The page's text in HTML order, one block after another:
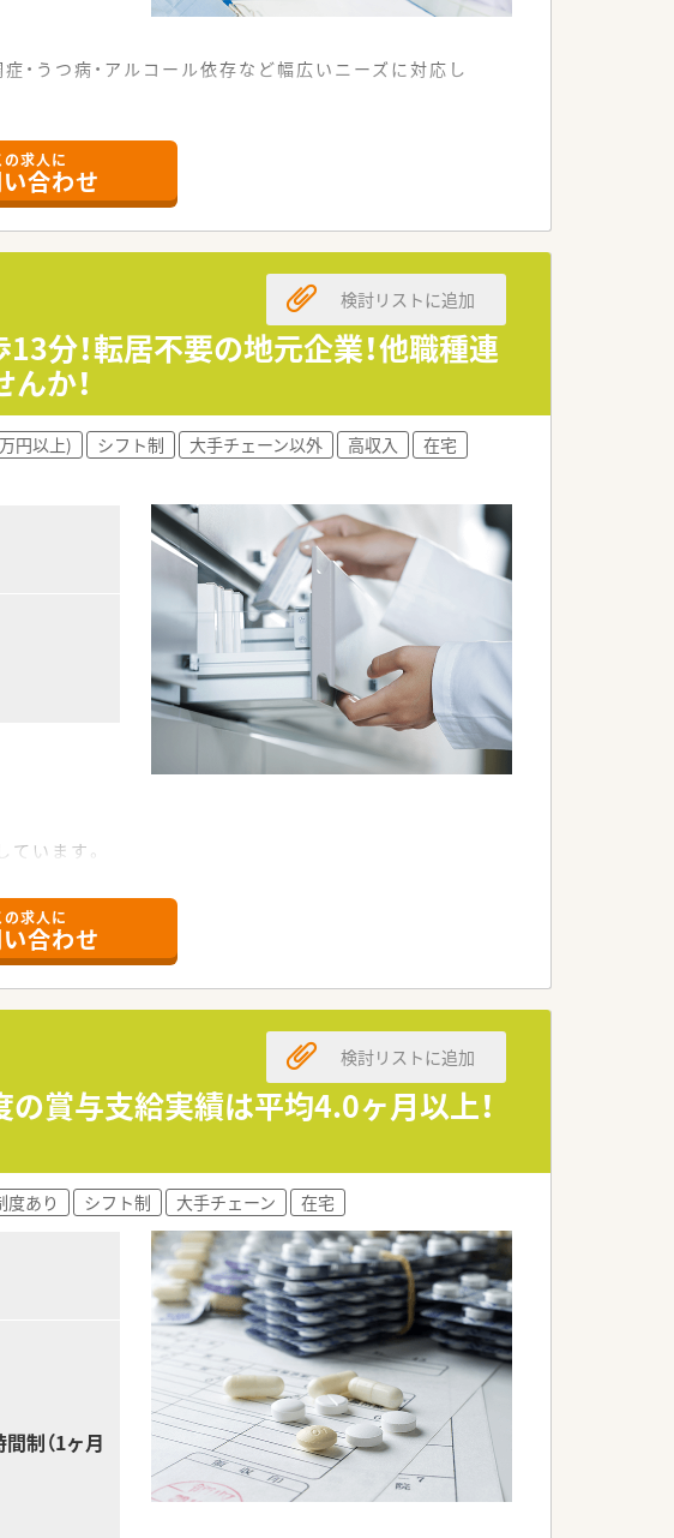
・うつ病・アルコール依存など幅広いニーズに対応し
事業所なども運営しております。
休み取得可能です。
の求人に
合わせ
分！転居不要の地元企業！他職種連
か！
検討リストに追加
円以上) シフト制 大手チェーン以外 高収入
在宅
います。
います。
方。
の求人に
合わせ
の賞与支給実績は平均4.0ヶ月以上！
検討リストに追加
度あり シフト制 大手チェーン 在宅
制（1ヶ月